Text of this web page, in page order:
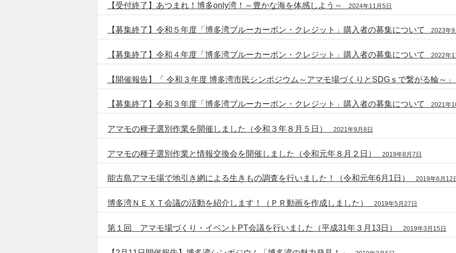
【受付終了】あつまれ！博多only湾！～豊かな海を体感しよう～ 2024年11月5日
【募集終了】令和５年度「博多湾ブルーカーボン・クレジット」購入者の募集について 2023年9
【募集終了】令和４年度「博多湾ブルーカーボン・クレジット」購入者の募集について 2022年
【開催報告】「 令和３年度 博多湾市民シンポジウム～アマモ場づくりとSDGｓで繋がる輪～
【募集終了】令和３年度「博多湾ブルーカーボン・クレジット」購入者の募集について 2021年
アマモの種子選別作業を開催しました（令和３年８月５日） 2021年9月8日
アマモの種子選別作業と情報交換会を開催しました（令和元年８月２日） 2019年8月7日
能古島アマモ場で地引き網による生きもの調査を行いました！（令和元年6月1日） 2019年6月12
博多湾ＮＥＸＴ会議の活動を紹介します！（ＰＲ動画を作成しました） 2019年5月27日
第１回 アマモ場づくり・イベントPT会議を行いました（平成31年３月13日） 2019年3月15日